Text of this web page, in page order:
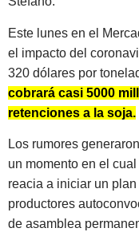
Este lunes en el
el impacto del
320 dólares por
cobrará casi 5000
retenciones a la soja.
Los rumores
un momento en el
reacia a iniciar un
productores
de asamblea